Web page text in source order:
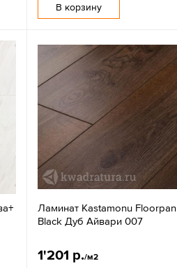
В корзину
Ламинат Kastamonu Floorpan
Black Дуб Айвари 007
1'201 р./м2